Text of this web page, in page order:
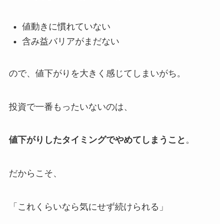
値動きに慣れていない
含み益バリアがまだない
ので、値下がりを大きく感じてしまいがち。
投資で一番もったいないのは、
値下がりしたタイミングでやめてしまうこと 。
だからこそ、
「これくらいなら気にせず続けられる」